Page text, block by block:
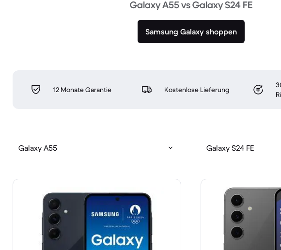
Galaxy A55 vs Galaxy S24 FE
Samsung Galaxy shoppen
12 Monate Garantie Kostenlose Lieferung
Galaxy A55 Galaxy S24 FE